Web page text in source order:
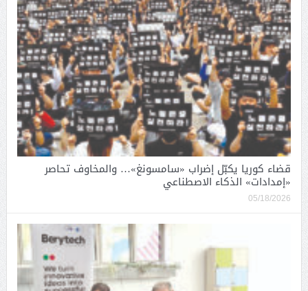
قضاء كوريا يكبّل إضراب «سامسونغ»… والمخاوف تحاصر
«إمدادات» الذكاء الاصطناعي
05/18/2026